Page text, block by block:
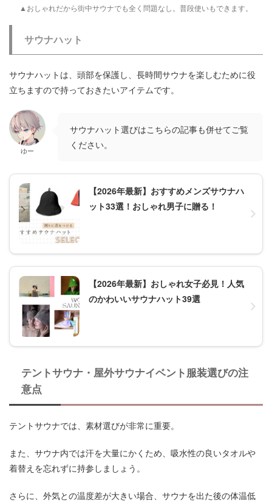
▲おしゃれだから街中サウナでも全く問題なし。普段使いもできます。
サウナハット
サウナハットは、頭部を保護し、長時間サウナを楽しむために役
立ちますので持っておきたいアイテムです。
ゆー
サウナハット選びはこちらの記事も併せてご覧
ください。
【2026年最新】おすすめメンズサウナハ
ット33選！おしゃれ男子に贈る！
【2026年最新】おしゃれ女子必見！人気
のかわいいサウナハット39選
テントサウナ・屋外サウナイベント服装選びの注
意点
テントサウナでは、素材選びが非常に重要。
また、サウナ内では汗を大量にかくため、吸水性の良いタオルや
着替えを忘れずに持参しましょう。
さらに、外気との温度差が大きい場合、サウナを出た後の体温低